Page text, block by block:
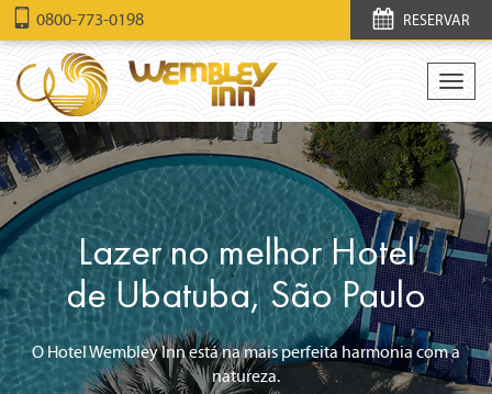
0800-773-0198 RESERVAR
Lazer no melhor Hotel
de Ubatuba, São Paulo
O Hotel Wembley Inn está na mais perfeita harmonia com a
natureza.